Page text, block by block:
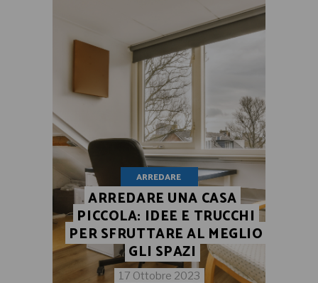
ARREDARE
ARREDARE UNA CASA
PICCOLA: IDEE E TRUCCHI
PER SFRUTTARE AL MEGLIO
GLI SPAZI
17 Ottobre 2023